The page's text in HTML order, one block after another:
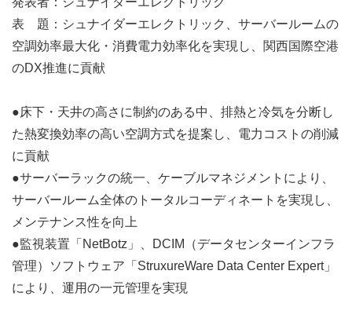
表 題：シュナイダーエレクトリック、サーバールームの
空調効率最大化・消費電力効率化を実現し、関西国際空港
のDX推進に貢献
●床下・天井の高さに制約のある中、排熱と冷気を分断し
た熱変換効率の高い空調方式を提案し、電力コストの削減
に貢献
●サーバーラックの統一、ケーブルマネジメントにより、
サーバールーム全体のトータルコーディネートを実現し、
メンテナンス性を向上
●監視装置「NetBotz」、DCIM（データセンターインフラ
管理）ソフトウェア「StruxureWare Data Center Expert」
により、運用の一元管理を実現